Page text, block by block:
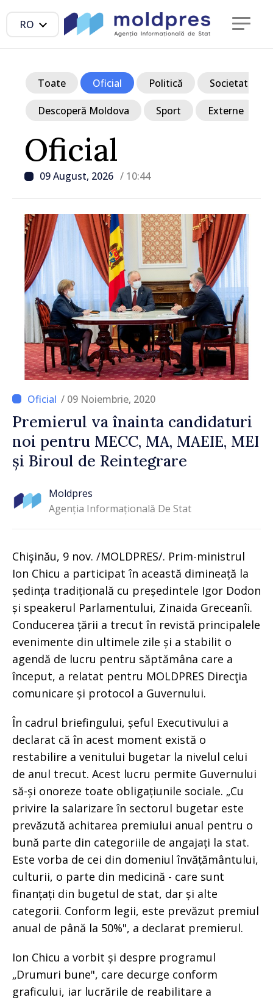
RO
Oficial
09 August, 2026 / 10:44
Toate Oficial Politică Societate
Descoperă Moldova Sport Externe
/ 09 Noiembrie, 2020
Premierul va înainta candidaturi
noi pentru MECC, MA, MAEIE, MEI
și Biroul de Reintegrare
Moldpres
Agenția Informațională De Stat
Chişinău, 9 nov. /MOLDPRES/. Prim-ministrul
Ion Chicu a participat în această dimineață la
ședința tradițională cu președintele Igor Dodon
și speakerul Parlamentului, Zinaida Greceanîi.
Conducerea țării a trecut în revistă principalele
evenimente din ultimele zile și a stabilit o
agendă de lucru pentru săptămâna care a
început, a relatat pentru MOLDPRES Direcţia
comunicare și protocol a Guvernului.
În cadrul briefingului, șeful Executivului a
declarat că în acest moment există o
restabilire a venitului bugetar la nivelul celui
de anul trecut. Acest lucru permite Guvernului
să-și onoreze toate obligațiunile sociale. „Cu
privire la salarizare în sectorul bugetar este
prevăzută achitarea premiului anual pentru o
bună parte din categoriile de angajați la stat.
Este vorba de cei din domeniul învățământului,
culturii, o parte din medicină - care sunt
finanțați din bugetul de stat, dar și alte
categorii. Conform legii, este prevăzut premiul
anual de până la 50%", a declarat premierul.
Ion Chicu a vorbit și despre programul
„Drumuri bune", care decurge conform
graficului, iar lucrările de reabilitare a